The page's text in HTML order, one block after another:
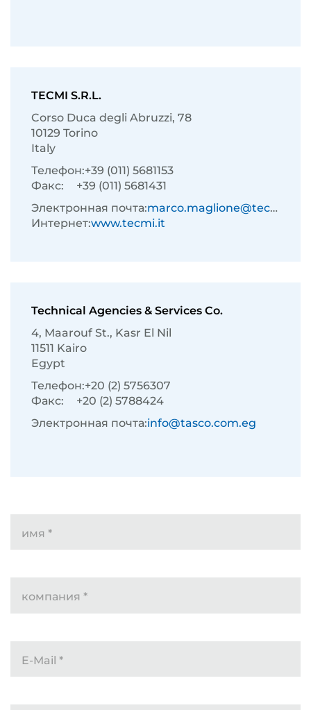
TECMI S.R.L.
Corso Duca degli Abruzzi, 78
10129 Torino
Italy
Телефон:+39 (011) 5681153
Факс:
+39 (011) 5681431
Электронная почта:marco.maglione@tecmi.it
Интернет:www.tecmi.it
Technical Agencies & Services Co.
4, Maarouf St., Kasr El Nil
11511 Kairo
Egypt
Телефон:+20 (2) 5756307
Факс:
+20 (2) 5788424
Электронная почта:info@tasco.com.eg
имя *
компания *
E-Mail *